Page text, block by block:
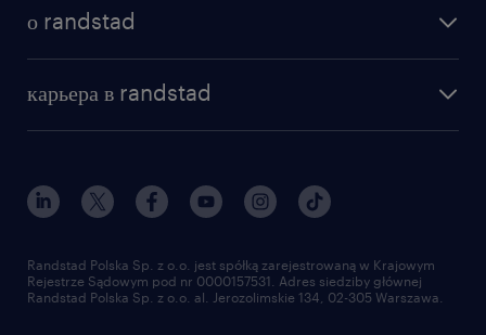
о randstad
институт исследований randstad
для медиа
для поставщиков
карьера в randstad
наш мир
работа в randstad
отправить резюме
Randstad Polska Sp. z o.o. jest spółką zarejestrowaną w Krajowym
Rejestrze Sądowym pod nr 0000157531. Adres siedziby głównej
Randstad Polska Sp. z o.o. al. Jerozolimskie 134, 02-305 Warszawa.